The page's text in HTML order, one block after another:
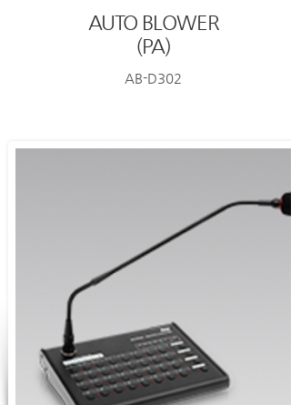
AUTO BLOWER
(PA)
AB-D302